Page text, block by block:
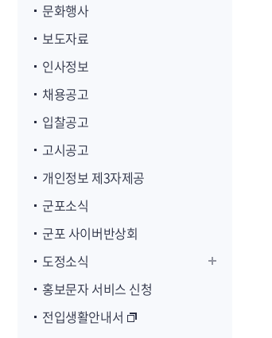
문화행사
보도자료
인사정보
채용공고
입찰공고
고시공고
개인정보 제3자제공
군포소식
군포 사이버반상회
도정소식
홍보문자 서비스 신청
전입생활안내서